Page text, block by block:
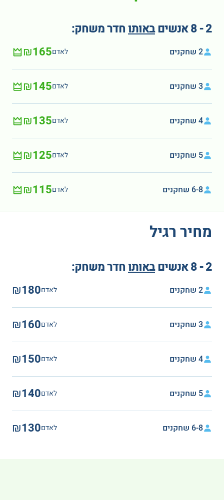
2 - 8 אנשים באותו חדר משחק:
2 שחקנים לאדם₪165
3 שחקנים לאדם₪145
4 שחקנים לאדם₪135
5 שחקנים לאדם₪125
6-8 שחקנים לאדם₪115
מחיר רגיל
2 - 8 אנשים באותו חדר משחק:
2 שחקנים לאדם₪180
3 שחקנים לאדם₪160
4 שחקנים לאדם₪150
5 שחקנים לאדם₪140
6-8 שחקנים לאדם₪130